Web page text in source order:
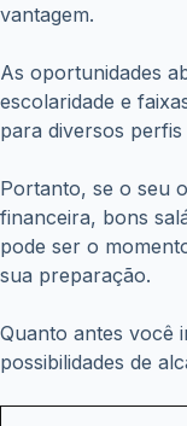
vantagem.
As oportunidades
escolaridade e
para diversos
Portanto, se o seu
financeira, bons
pode ser o
sua preparação.
Quanto antes você
possibilidades de